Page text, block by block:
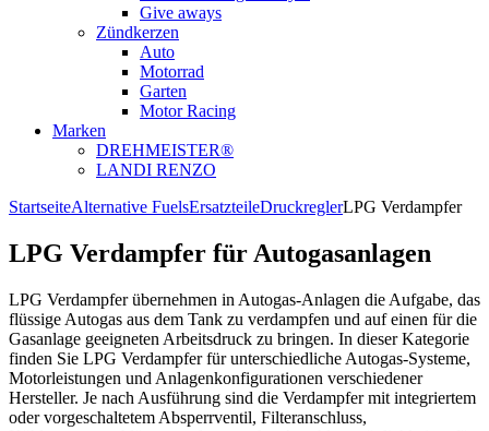
Give aways
Zündkerzen
Auto
Motorrad
Garten
Motor Racing
Marken
DREHMEISTER®
LANDI RENZO
StartseiteAlternative FuelsErsatzteileDruckreglerLPG Verdampfer
LPG Verdampfer für Autogasanlagen
LPG Verdampfer übernehmen in Autogas-Anlagen die Aufgabe, das
flüssige Autogas aus dem Tank zu verdampfen und auf einen für die
Gasanlage geeigneten Arbeitsdruck zu bringen. In dieser Kategorie
finden Sie LPG Verdampfer für unterschiedliche Autogas-Systeme,
Motorleistungen und Anlagenkonfigurationen verschiedener
Hersteller. Je nach Ausführung sind die Verdampfer mit integriertem
oder vorgeschaltetem Absperrventil, Filteranschluss,